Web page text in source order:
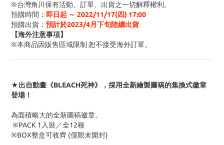
※台灣角川保有活動、訂單、出貨之一切解釋權利。
預購時間 ： 即日起 ～ 2022/11/17(四) 17:00
預購出貨： 預計於2023/4月下旬陸續出貨
【海外注意事項】
※本商品因販售區域限制 恕不接受海外訂單。
★出自動畫《BLEACH死神》，採用全新繪製圖稿的集換式徽章
登場！
為面積略大的全新圖稿徽章。
※PACK 1入裝／全12種
※BOX整盒可收齊 (僅限未開封)